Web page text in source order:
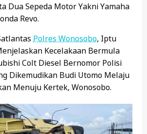
Dua Sepeda Motor Yakni Yamaha
Revo.
Polres Wonosobo, Iptu
Kecelakaan Bermula
Colt Diesel Bernomor Polisi
Dikemudikan Budi Utomo Melaju
Menuju Kertek, Wonosobo.